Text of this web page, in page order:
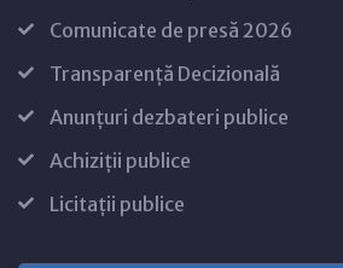
Comunicate de presă 2026
Transparență Decizională
Anunțuri dezbateri publice
Achiziții publice
Licitații publice